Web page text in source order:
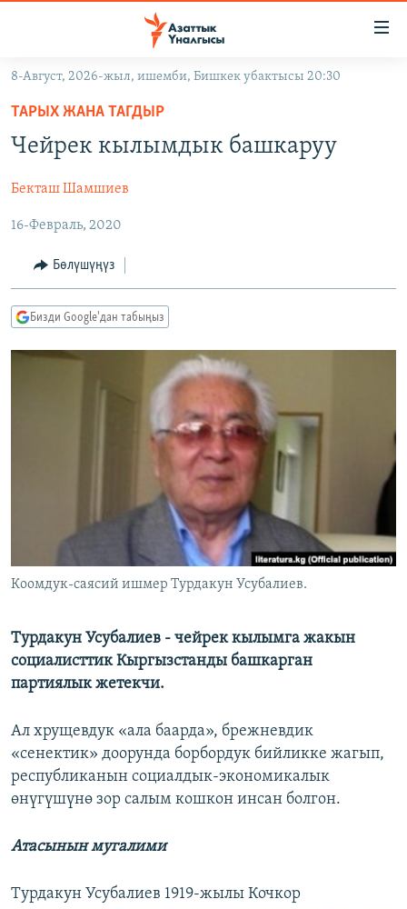
Навигацияга
өтүңүз
Издөөгө
салыңызКЫРГЫЗСТАН
САЯСАТ
ЭКОНОМИКА
МАДАНИЯТ
ДҮЙНӨ
ДҮЙНӨ
БОРБОР АЗИЯ
УКРАИНА
АТАЙЫН ИЛИКТӨӨ
ТВ ПРОГРАММАЛАР
БҮГҮН АЗАТТЫКТА
ЭКСПЕРТТЕР ТАЛДАЙТ
БИЗ ЖАНА ДҮЙНӨ
ПОДКАСТ
ӨЗГӨЧӨ ПИКИР
ЭЕ/АРнун бардык сайттары
8-Август, 2026-жыл, ишемби, Бишкек убактысы 20:30
ТАРЫХ ЖАНА ТАГДЫР
Чейрек кылымдык башкаруу
Бекташ Шамшиев
16-Февраль, 2020
Бөлүшүңүз
Бизди Google'дан табыңыз
Коомдук-саясий ишмер Турдакун Усубалиев.
Турдакун Усубалиев - чейрек кылымга жакын
социалисттик Кыргызстанды башкарган
партиялык жетекчи.
Ал хрущевдук «ала баарда», брежневдик
«сенектик» доорунда борбордук бийликке жагып,
республиканын социалдык-экономикалык
өнүгүшүнө зор салым кошкон инсан болгон.
Атасынын мугалими
Турдакун Усубалиев 1919-жылы Кочкор